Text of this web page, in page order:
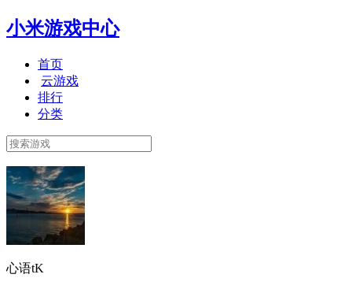
小米游戏中心
首页
云游戏
排行
分类
心语tK